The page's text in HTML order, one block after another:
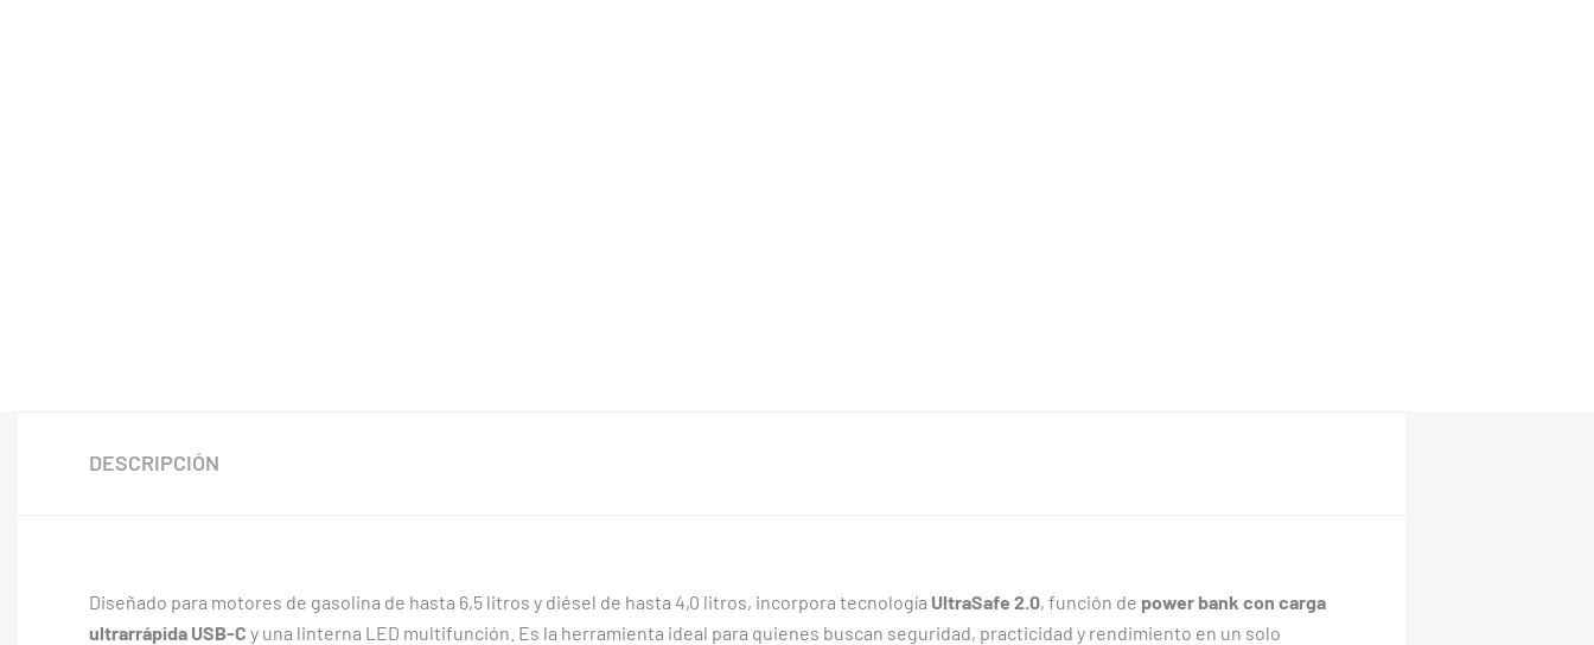
DESCRIPCIÓN
Diseñado para motores de gasolina de hasta 6,5 litros y diésel de hasta 4,0 litros, incorpora tecnología UltraSafe 2.0, función de power bank con carga
ultrarrápida USB-C y una linterna LED multifunción. Es la herramienta ideal para quienes buscan seguridad, practicidad y rendimiento en un solo